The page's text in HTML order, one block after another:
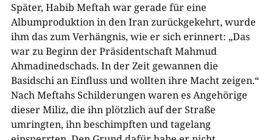
Später, Habib Meftah war gerade für eine
Albumproduktion in den Iran zurückgekehrt, wurde
ihm das zum Verhängnis, wie er sich erinnert: „Das
war zu Beginn der Präsidentschaft Mahmud
Ahmadinedschads. In der Zeit gewannen die
Basidschi an Einfluss und wollten ihre Macht zeigen.“
Nach Meftahs Schilderungen waren es Angehörige
dieser Miliz, die ihn plötzlich auf der Straße
umringten, ihn beschimpften und tagelang